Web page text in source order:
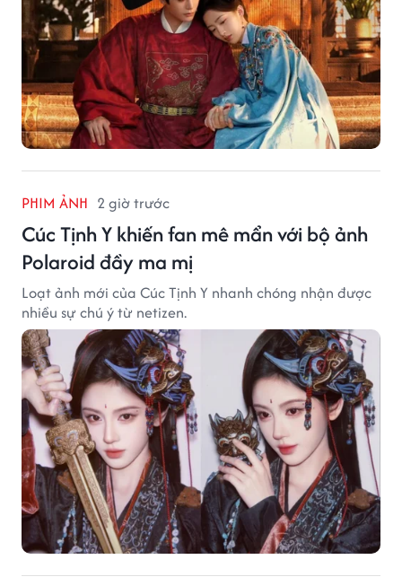
PHIM ẢNH 2 giờ trước
Cúc Tịnh Y khiến fan mê mẩn với bộ ảnh
Polaroid đầy ma mị
Loạt ảnh mới của Cúc Tịnh Y nhanh chóng nhận được
nhiều sự chú ý từ netizen.